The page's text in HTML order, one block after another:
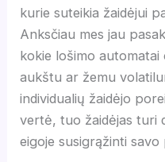
kurie suteikia žaidėjui
Anksčiau mes jau
kokie lošimo automatai
aukštu ar žemu
individualių žaidėjo
vertė, tuo žaidėjas turi
eigoje susigrąžinti savo